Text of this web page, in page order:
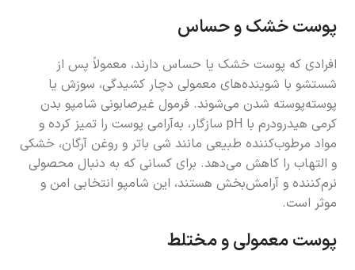
پوست خشک و حساس
افرادی که پوست خشک یا حساس دارند، معمولاً پس از
شستشو با شوینده‌های معمولی دچار کشیدگی، سوزش یا
پوسته‌پوسته شدن می‌شوند. فرمول غیرصابونی شامپو بدن
کرمی هیدرودرم با pH سازگار، به‌آرامی پوست را تمیز کرده و
مواد مرطوب‌کننده طبیعی مانند شی باتر و روغن آرگان، خشکی
و التهاب را کاهش می‌دهد. برای کسانی که به دنبال محصولی
نرم‌کننده و آرامش‌بخش هستند، این شامپو انتخابی امن و
موثر است.
پوست معمولی و مختلط